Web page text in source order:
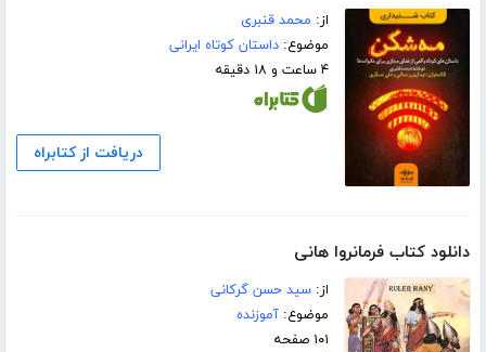
از: محمد قنبری
موضوع:داستان کوتاه ایرانی
۴ ساعت و ۱۸ دقیقه
دریافت از کتابراه
دانلود کتاب فرمانروا هانی
از:سید حسن گرکانی
موضوع:آموزنده
۱۰۱ صفحه